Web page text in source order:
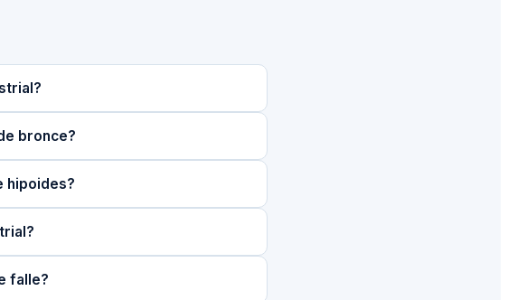
bronce?
hipoides?
falle?